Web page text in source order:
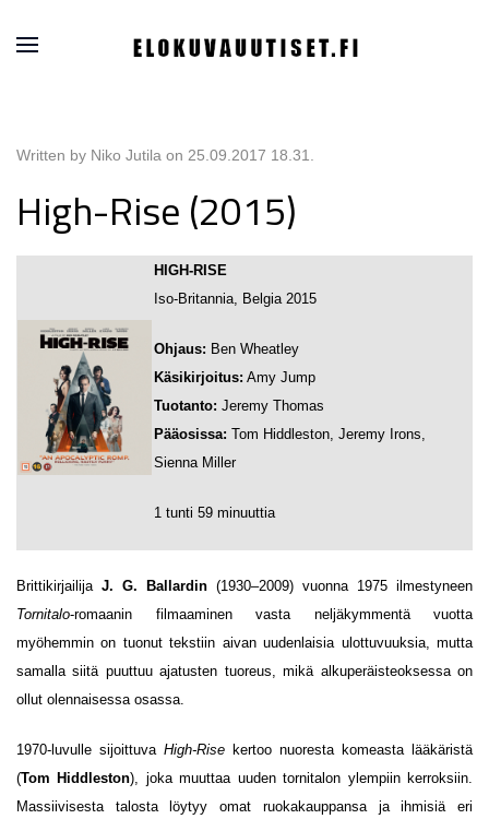
Written by Niko Jutila on 25.09.2017 18.31
High-Rise (2015)
HIGH-RISE
Iso-Britannia, Belgia 2015
Ohjaus: Ben Wheatley
Käsikirjoitus: Amy Jump
Tuotanto: Jeremy Thomas
Pääosissa: Tom Hiddleston, Jeremy Irons,
Sienna Miller
1 tunti 59 minuuttia
Brittikirjailija J. G. Ballardin (1930–2009) vuonna 1975 ilmestyneen
Tornitalo-romaanin filmaaminen vasta neljäkymmentä vuotta
myöhemmin on tuonut tekstiin aivan uudenlaisia ulottuvuuksia, mutta
samalla siitä puuttuu ajatusten tuoreus, mikä alkuperäisteoksessa on
ollut olennaisessa osassa.
1970-luvulle sijoittuva High-Rise kertoo nuoresta komeasta lääkäristä
(Tom Hiddleston), joka muuttaa uuden tornitalon ylempiin kerroksiin.
Massiivisesta talosta löytyy omat ruokakauppansa ja ihmisiä eri